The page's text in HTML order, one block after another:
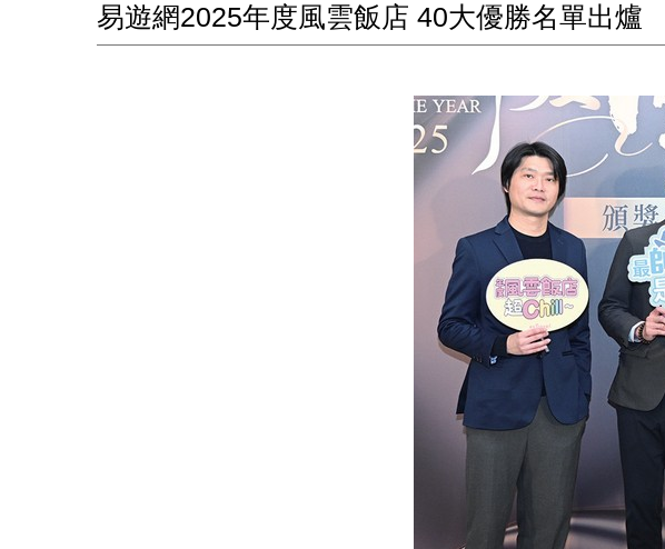
易遊網2025年度風雲飯店 40大優勝名單出爐